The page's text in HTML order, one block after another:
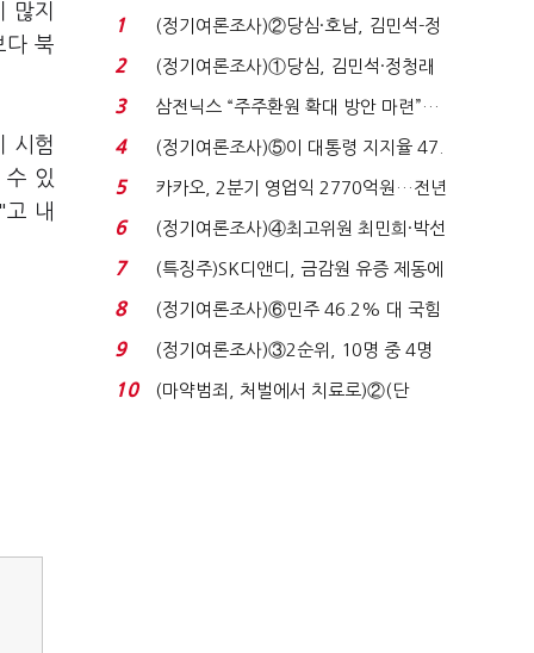
많지
다 북
시험
수 있
내
1
(정기여론조사)②당심·호남, 김민석-정
청래 '초접전'...
2
(정기여론조사)①당심, 김민석·정청래
'초접전'…대통령 ...
3
삼전닉스 “주주환원 확대 방안 마련”…
로이터에 성명...
4
(정기여론조사)⑤이 대통령 지지율 47.
7%…일주일 만에 ...
5
카카오, 2분기 영업익 2770억원…전년
비 36% 증가...
6
(정기여론조사)④최고위원 최민희·박선
원 '양강'…서미...
7
(특징주)SK디앤디, 금감원 유증 제동에
장 초반 상한가...
8
(정기여론조사)⑥민주 46.2% 대 국힘
31.0%…오차범위 밖 ...
9
(정기여론조사)③2순위, 10명 중 4명
'송영길'…정청래 '한 ...
10
(마약범죄, 처벌에서 치료로)②(단